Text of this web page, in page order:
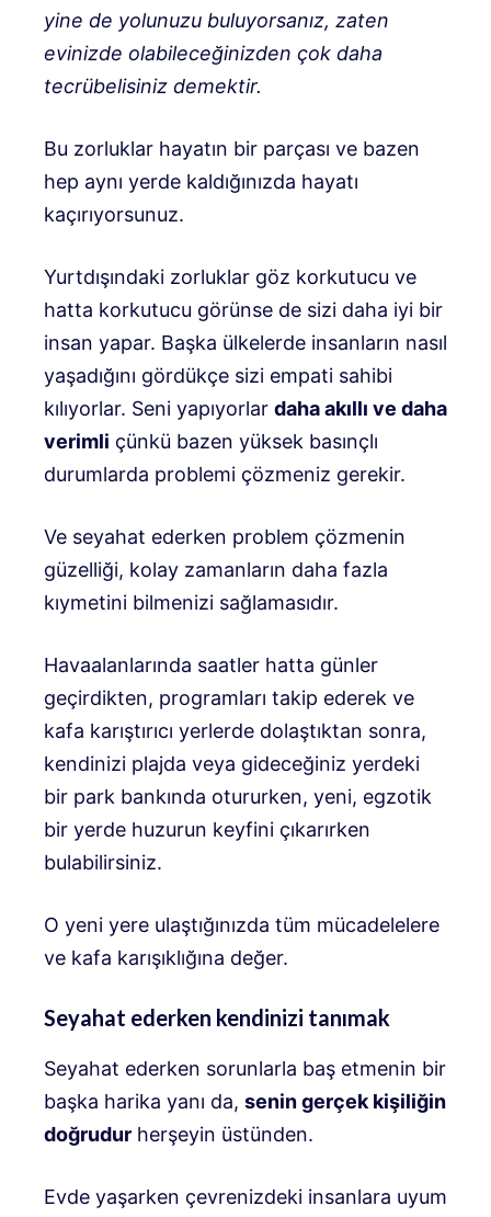
yine de yolunuzu buluyorsanız, zaten
evinizde olabileceğinizden çok daha
tecrübelisiniz demektir.
Bu zorluklar hayatın bir parçası ve bazen
hep aynı yerde kaldığınızda hayatı
kaçırıyorsunuz.
Yurtdışındaki zorluklar göz korkutucu ve
hatta korkutucu görünse de sizi daha iyi bir
insan yapar. Başka ülkelerde insanların nasıl
yaşadığını gördükçe sizi empati sahibi
kılıyorlar. Seni yapıyorlar daha akıllı ve daha
verimli çünkü bazen yüksek basınçlı
durumlarda problemi çözmeniz gerekir.
Ve seyahat ederken problem çözmenin
güzelliği, kolay zamanların daha fazla
kıymetini bilmenizi sağlamasıdır.
Havaalanlarında saatler hatta günler
geçirdikten, programları takip ederek ve
kafa karıştırıcı yerlerde dolaştıktan sonra,
kendinizi plajda veya gideceğiniz yerdeki
bir park bankında otururken, yeni, egzotik
bir yerde huzurun keyfini çıkarırken
bulabilirsiniz.
O yeni yere ulaştığınızda tüm mücadelelere
ve kafa karışıklığına değer.
Seyahat ederken kendinizi tanımak
Seyahat ederken sorunlarla baş etmenin bir
başka harika yanı da, senin gerçek kişiliğin
doğrudur herşeyin üstünden.
Evde yaşarken çevrenizdeki insanlara uyum